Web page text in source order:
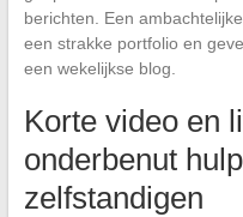
berichten. Een
een strakke portfolio en
een wekelijkse blog.
Korte video en
onderbenut
zelfstandigen